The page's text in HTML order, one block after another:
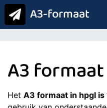
A3-formaat
A3
Het A3 formaat in hpgl